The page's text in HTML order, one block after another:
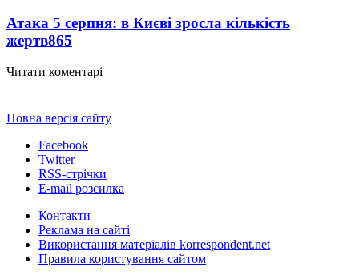
Атака 5 серпня: в Києві зросла кількість
жертв865
Читати коментарі
Повна версія сайту
Facebook
Twitter
RSS-стрічки
E-mail розсилка
Контакти
Реклама на сайті
Використання матеріалів korrespondent.net
Правила користування сайтом